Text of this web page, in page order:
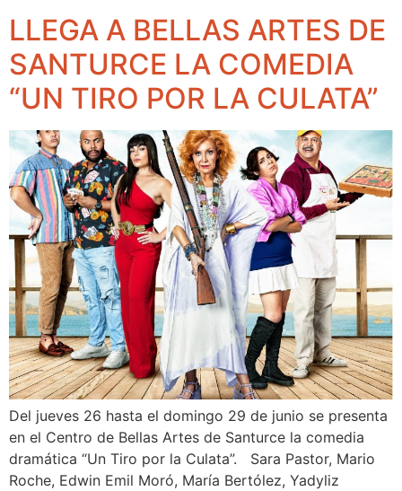
LLEGA A BELLAS ARTES DE
SANTURCE LA COMEDIA
“UN TIRO POR LA CULATA”
Del jueves 26 hasta el domingo 29 de junio se presenta
en el Centro de Bellas Artes de Santurce la comedia
dramática “Un Tiro por la Culata”. Sara Pastor, Mario
Roche, Edwin Emil Moró, María Bertólez, Yadyliz